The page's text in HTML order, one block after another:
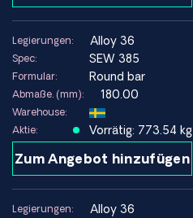
Legierungen: alloy 36
Spec: SEW 385
Formular: Round bar
Abmaße. (mm): 180.00
Warehouse:
Aktie:
Vorrätig: 773.54 kg
Zum Angebot hinzufügen
Legierungen: alloy 36